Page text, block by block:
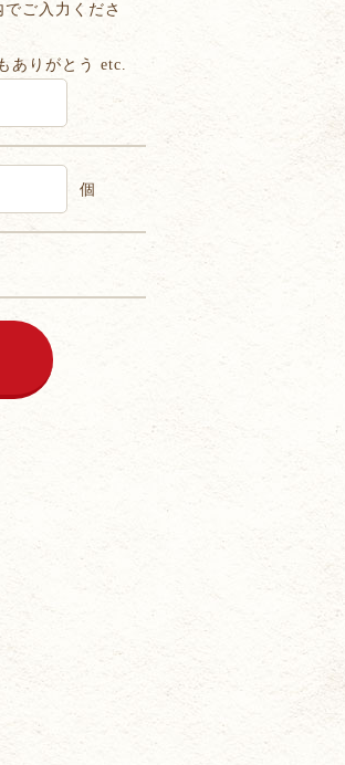
ご入力くださ
ありがとう etc.
個